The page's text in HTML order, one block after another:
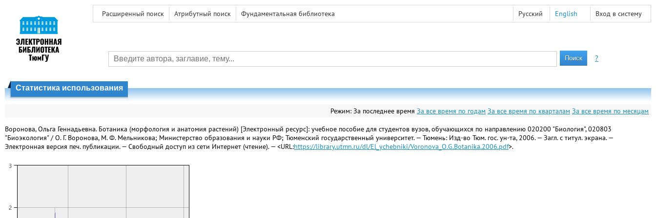
Расширенный поиск Атрибутный поиск Фундаментальная библиотека Вход в систему
Русский English
?
Статистика использования
Режим: За последнее время За все время по годам За все время по кварталам За все время по месяцам
Воронова, Ольга Геннадьевна. Ботаника (морфология и анатомия растений) [Электронный ресурс]: учебное пособие для студентов вузов, обучающихся по направлению 020200 "Биология", 020803
"Биоэкология" / О. Г. Воронова, М. Ф. Мельникова; Министерство образования и науки РФ; Тюменский государственный университет. — Тюмень: Изд-во Тюм. гос. ун-та, 2006. — Загл. с титул. экрана. —
Электронная версия печ. публикации. — Свободный доступ из сети Интернет (чтение). — <URL:https://library.utmn.ru/dl/El_ychebniki/Voronova_O.G.Botanika.2006.pdf>.